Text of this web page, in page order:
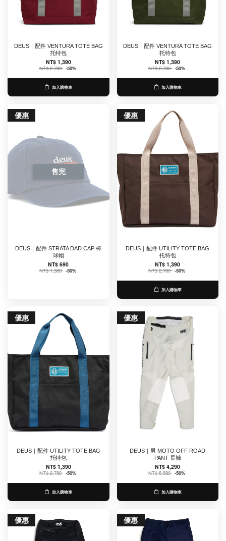
DEUS｜配件 VENTURA TOTE BAG
托特包
NT$ 1,390
NT$ 2,780 -50%
加入購物車
DEUS｜配件 VENTURA TOTE BAG
托特包
NT$ 1,390
NT$ 2,780 -50%
加入購物車
優惠
售完
DEUS｜配件 STRATA DAD CAP 棒
球帽
NT$ 690
NT$ 1,380 -50%
優惠
DEUS｜配件 UTILITY TOTE BAG
托特包
NT$ 1,390
NT$ 2,780 -50%
加入購物車
優惠
DEUS｜配件 UTILITY TOTE BAG
托特包
NT$ 1,390
NT$ 2,780 -50%
加入購物車
優惠
DEUS｜男 MOTO OFF ROAD
PANT 長褲
NT$ 4,290
NT$ 8,580 -50%
加入購物車
優惠 優惠